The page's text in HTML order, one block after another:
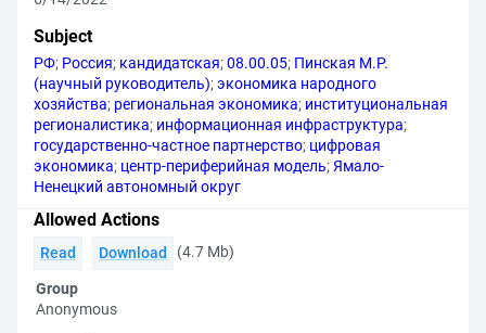
Subject
РФ; Россия; кандидатская;08.00.05; Пинская М.Р.
(научный руководитель);экономика народного
хозяйства; региональная экономика; институциональная
регионалистика; информационная инфраструктура;
государственно-частное партнерство; цифровая
экономика; центр-периферийная модель; Ямало-
Ненецкий автономный округ
Allowed Actions
Read Download (4.7 Mb)
Group
Anonymous